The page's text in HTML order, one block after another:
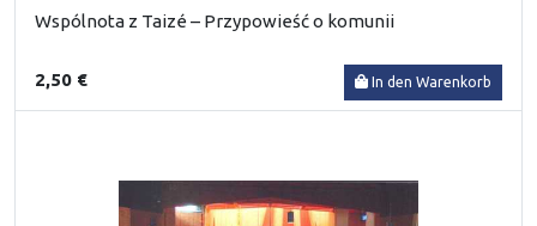
Wspólnota z Taizé – Przypowieść o komunii
2,50 € In den Warenkorb